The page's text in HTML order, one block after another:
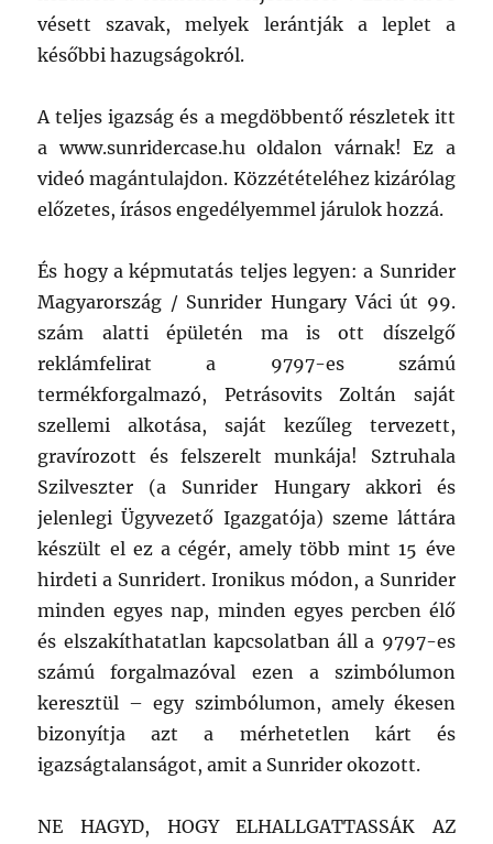
vésett szavak, melyek lerántják a leplet a
későbbi hazugságokról.
A teljes igazság és a megdöbbentő részletek itt
a www.sunridercase.hu oldalon várnak! Ez a
videó magántulajdon. Közzétételéhez kizárólag
előzetes, írásos engedélyemmel járulok hozzá.
És hogy a képmutatás teljes legyen: a Sunrider
Magyarország / Sunrider Hungary Váci út 99.
szám alatti épületén ma is ott díszelgő
reklámfelirat a 9797-es számú
termékforgalmazó, Petrásovits Zoltán saját
szellemi alkotása, saját kezűleg tervezett,
gravírozott és felszerelt munkája! Sztruhala
Szilveszter (a Sunrider Hungary akkori és
jelenlegi Ügyvezető Igazgatója) szeme láttára
készült el ez a cégér, amely több mint 15 éve
hirdeti a Sunridert. Ironikus módon, a Sunrider
minden egyes nap, minden egyes percben élő
és elszakíthatatlan kapcsolatban áll a 9797-es
számú forgalmazóval ezen a szimbólumon
keresztül – egy szimbólumon, amely ékesen
bizonyítja azt a mérhetetlen kárt és
igazságtalanságot, amit a Sunrider okozott.
NE HAGYD, HOGY ELHALLGATTASSÁK AZ